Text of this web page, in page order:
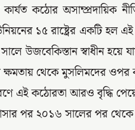
কার্যত কঠোর অসাম্প্রদায়িক
১৫ রাষ্ট্রের একটি হল
উজবেকিস্তান স্বাধীন হয়ে
ক্ষমতায় থেকে মুসলিমদের
এই কঠোরতা আরও বৃদ্ধি
পর ২০১৬ সালের পর থেকে